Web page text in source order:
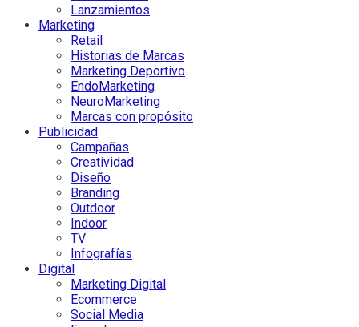
Lanzamientos
Marketing
Retail
Historias de Marcas
Marketing Deportivo
EndoMarketing
NeuroMarketing
Marcas con propósito
Publicidad
Campañas
Creatividad
Diseño
Branding
Outdoor
Indoor
TV
Infografías
Digital
Marketing Digital
Ecommerce
Social Media